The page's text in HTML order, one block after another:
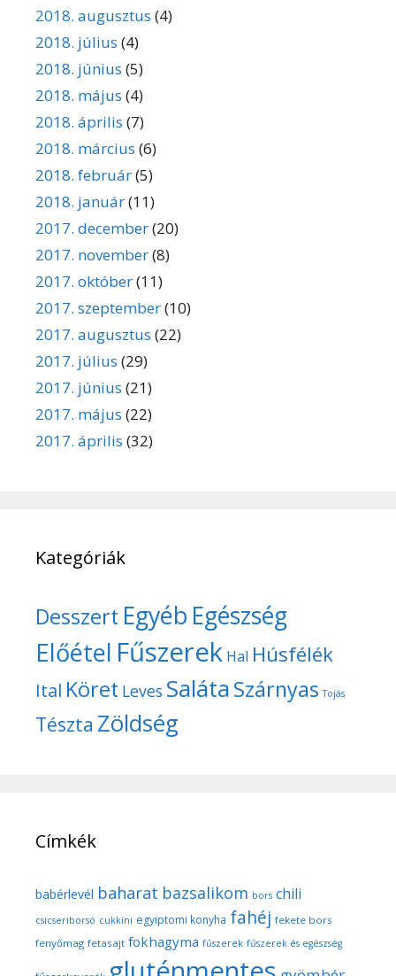
2018. augusztus (4)
2018. július (4)
2018. június (5)
2018. május (4)
2018. április (7)
2018. március (6)
2018. február(5)
2018. január(11)
2017. december(20)
2017. november(8)
2017. október(11)
2017. szeptember(10)
2017. augusztus (22)
2017. július (29)
2017. június (21)
2017. május (22)
2017. április (32)
Kategóriák
Desszert Egyéb Egészség
Előétel Fűszerek Hal Húsfélék
Ital Köret Leves SalátaSzárnyas Tojás
Tészta Zöldség
Címkék
babérlevél baharat bazsalikom bors chili
csicseriborsó cukkíni egyiptomi konyha fahéj fekete bors
fenyőmag fetasajt fokhagyma fűszerek fűszerek és egészség